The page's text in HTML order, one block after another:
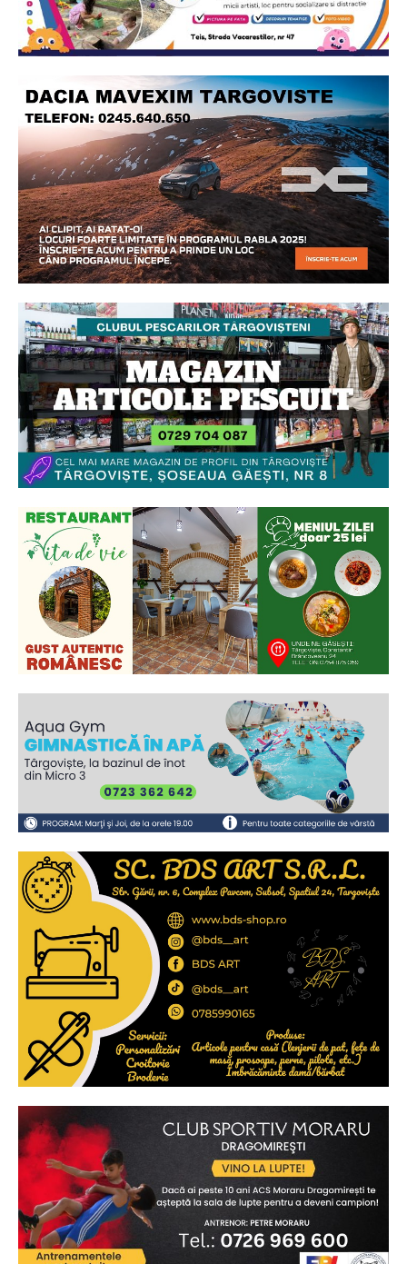
Ionuț Parghel
2de 2